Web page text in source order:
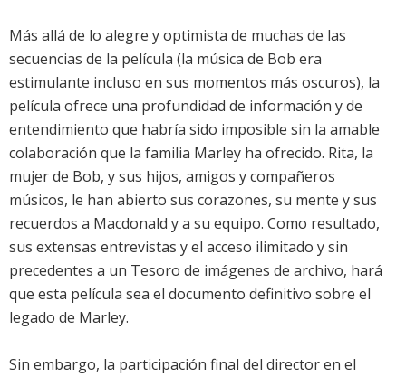
Más allá de lo alegre y optimista de muchas de las
secuencias de la película (la música de Bob era
estimulante incluso en sus momentos más oscuros), la
película ofrece una profundidad de información y de
entendimiento que habría sido imposible sin la amable
colaboración que la familia Marley ha ofrecido. Rita, la
mujer de Bob, y sus hijos, amigos y compañeros
músicos, le han abierto sus corazones, su mente y sus
recuerdos a Macdonald y a su equipo. Como resultado,
sus extensas entrevistas y el acceso ilimitado y sin
precedentes a un Tesoro de imágenes de archivo, hará
que esta película sea el documento definitivo sobre el
legado de Marley.
Sin embargo, la participación final del director en el